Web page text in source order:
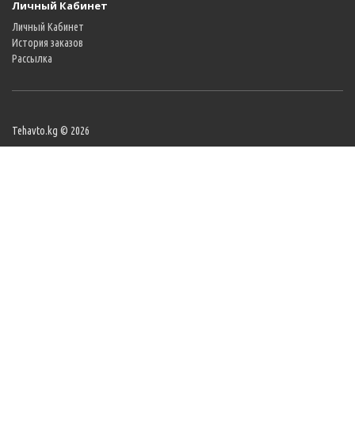
Личный Кабинет
Личный Кабинет
История заказов
Рассылка
Tehavto.kg © 2026